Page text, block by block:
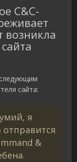
C&C-
возникла
сайта:
я
отправится
&